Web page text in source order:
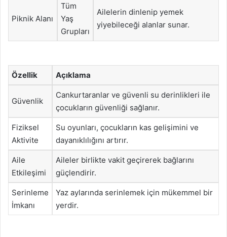
Piknik Alanı
Tüm
Yaş
Grupları
Ailelerin dinlenip yemek
yiyebileceği alanlar sunar.
Özellik Açıklama
Güvenlik
Cankurtaranlar ve güvenli su derinlikleri ile
çocukların güvenliği sağlanır.
Fiziksel
Aktivite
Su oyunları, çocukların kas gelişimini ve
dayanıklılığını artırır.
Aile
Etkileşimi
Aileler birlikte vakit geçirerek bağlarını
güçlendirir.
Serinleme
İmkanı
Yaz aylarında serinlemek için mükemmel bir
yerdir.